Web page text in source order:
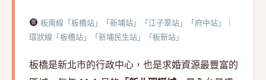
板南線「板橋站」「新埔站」「江子翠站」「府中站」｜
環狀線「板橋站」「新埔民生站」「板新站」
板橋是新北市的行政中心，也是求婚資源最豐富的